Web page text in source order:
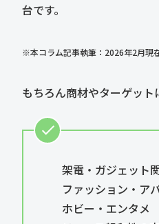
台です。
※本コラム記事執筆：2026年2月現
もちろん商材やターゲット
架電・ガジェット
ファッション・ア
ホビー・エンタメ